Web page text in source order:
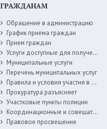
ГРАЖДАНАМ
Обращение в администрацию
График приема граждан
Прием граждан
Услуги доступные для получения в электронной форме
Муниципальные услуги
Перечень муниципальных услуг
Правила и условия участия в жилищных программах
Прокуратура разъясняет
Участковые пункты полиции
Координационные и совещательные органы
Правовое просвещение